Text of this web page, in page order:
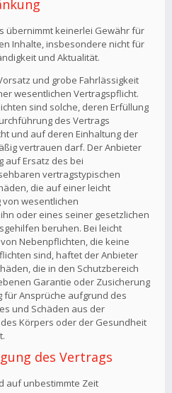
übernimmt keinerlei Gewähr für
Inhalte, insbesondere nicht für
und Aktualität.
und grobe Fahrlässigkeit
wesentlichen Vertragspflicht.
sind solche, deren Erfüllung
des Vertrags
und auf deren Einhaltung der
vertrauen darf. Der Anbieter
auf Ersatz des bei
vertragstypischen
die auf einer leicht
wesentlichen
oder eines seiner gesetzlichen
beruhen. Bei leicht
Nebenpflichten, die keine
sind, haftet der Anbieter
die in den Schutzbereich
Garantie oder Zusicherung
für Ansprüche aufgrund des
und Schäden aus der
Körpers oder der Gesundheit
des Vertrags
auf unbestimmte Zeit